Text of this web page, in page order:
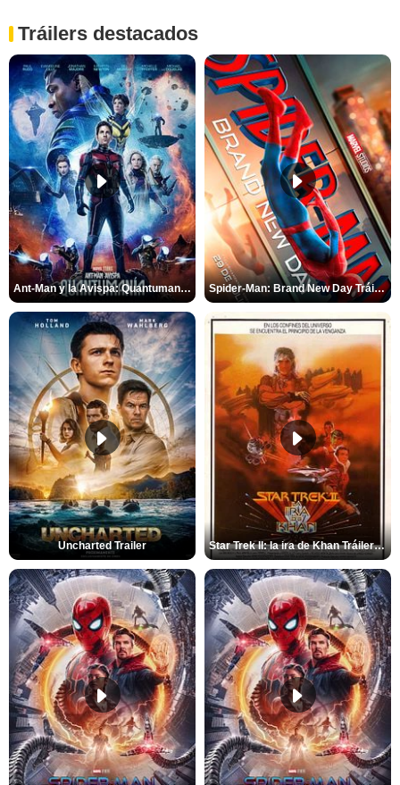
Tráilers destacados
Ant-Man y la Avispa: Quantumanía Tráiler (2) Spider-Man: Brand New Day Tráiler (3)
Uncharted Trailer Star Trek II: la ira de Khan Tráiler VO